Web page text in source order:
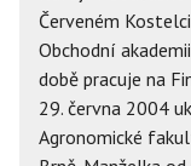
Červeném
Obchodní
době pracuje na
29. června 2004
Agronomické